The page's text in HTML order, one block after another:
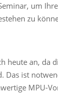
um
zu
heute an, da
Das ist
MPU-